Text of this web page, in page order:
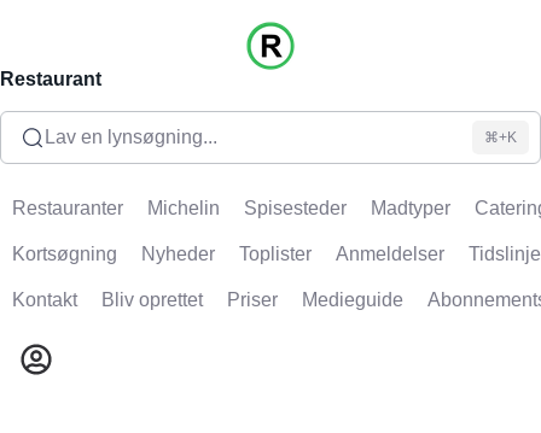
Restaurant
Lav en lynsøgning... ⌘+K
Restauranter Michelin Spisesteder Madtyper
Kortsøgning Nyheder Toplister Anmeldelser Tidslinje
Kontakt Bliv oprettet Priser Medieguide